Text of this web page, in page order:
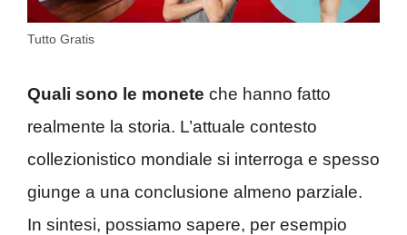
Tutto Gratis
Quali sono le monete che hanno fatto
realmente la storia. L’attuale contesto
collezionistico mondiale si interroga e spesso
giunge a una conclusione almeno parziale.
In sintesi, possiamo sapere, per esempio